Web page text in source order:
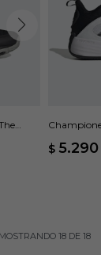
$ 5.290
MOSTRANDO 18DE 18